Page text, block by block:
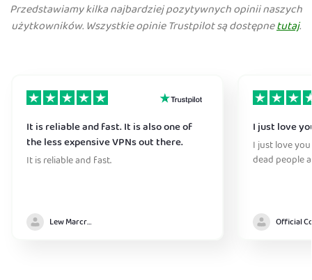
Przedstawiamy kilka najbardziej pozytywnych opinii naszych
użytkowników. Wszystkie opinie Trustpilot są dostępnetutaj.
It is reliable and fast. It is also one of
the less expensive VPNs out there.
It is reliable and fast.
Lew Marcrum
I just love
I just love
dead people